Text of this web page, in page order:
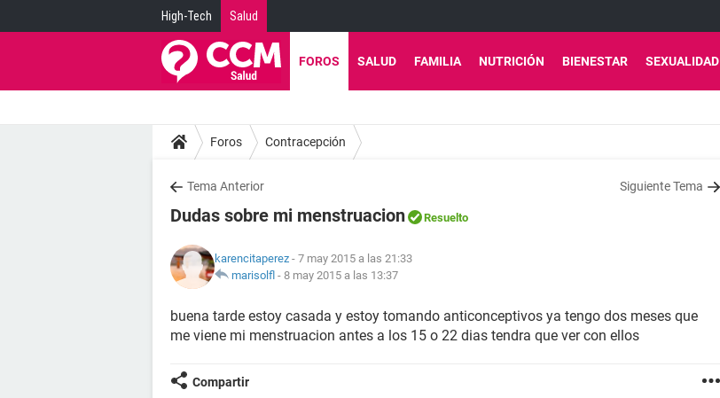
High-Tech Salud
FOROS SALUD FAMILIA NUTRICIÓN BIENESTAR SEXUALIDAD
Foros Contracepción
Tema Anterior Siguiente Tema
Dudas sobre mi menstruacion Resuelto
karencitaperez - 7 may 2015 a las 21:33
marisolfl - 8 may 2015 a las 13:37
buena tarde estoy casada y estoy tomando anticonceptivos ya tengo dos meses que
me viene mi menstruacion antes a los 15 o 22 dias tendra que ver con ellos
Compartir